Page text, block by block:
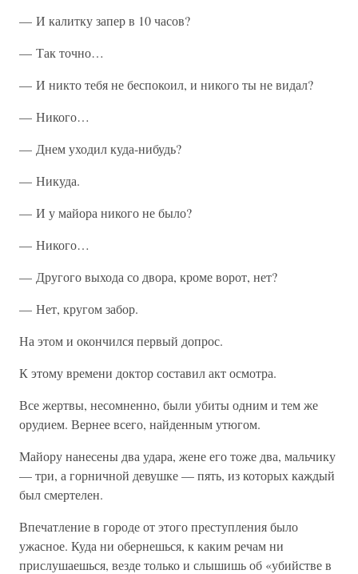
— И калитку запер в 10 часов?
— Так точно…
— И никто тебя не беспокоил, и никого ты не видал?
— Никого…
— Днем уходил куда-нибудь?
— Никуда.
— И у майора никого не было?
— Никого…
— Другого выхода со двора, кроме ворот, нет?
— Нет, кругом забор.
На этом и окончился первый допрос.
К этому времени доктор составил акт осмотра.
Все жертвы, несомненно, были убиты одним и тем же
орудием. Вернее всего, найденным утюгом.
Майору нанесены два удара, жене его тоже два, мальчику
— три, а горничной девушке — пять, из которых каждый
был смертелен.
Впечатление в городе от этого преступления было
ужасное. Куда ни обернешься, к каким речам ни
прислушаешься, везде только и слышишь об «убийстве в